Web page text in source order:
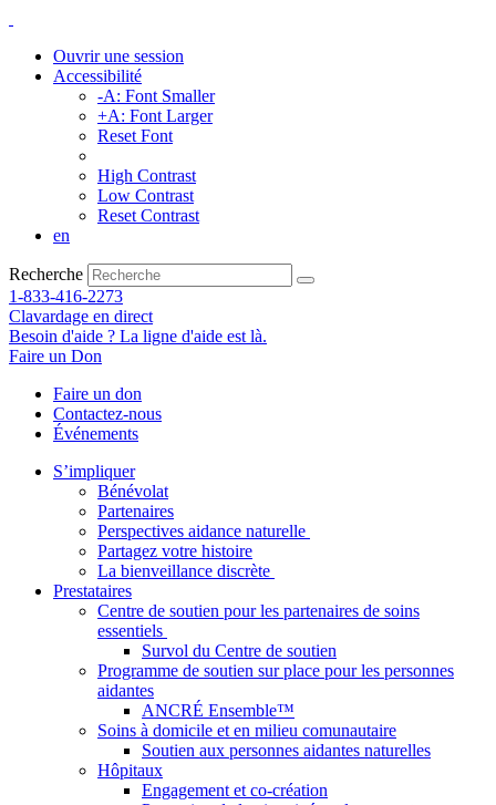
Ouvrir une session
Accessibilité
-A: Font Smaller
+A: Font Larger
Reset Font
High Contrast
Low Contrast
Reset Contrast
en
Recherche
1-833-416-2273
Clavardage en direct
Besoin d'aide ? La ligne d'aide est là.
Faire un Don
Faire un don
Contactez-nous
Événements
S’impliquer
Bénévolat
Partenaires
Perspectives aidance naturelle
Partagez votre histoire
La bienveillance discrète
Prestataires
Centre de soutien pour les partenaires de soins
essentiels
Survol du Centre de soutien
Programme de soutien sur place pour les personnes
aidantes
ANCRÉ Ensemble™
Soins à domicile et en milieu comunautaire
Soutien aux personnes aidantes naturelles
Hôpitaux
Engagement et co-création